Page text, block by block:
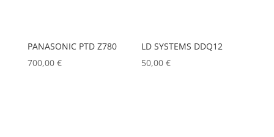
PANASONIC PTD Z780
700,00 €
LD SYSTEMS DDQ12
50,00€